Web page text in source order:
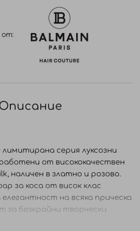
от:
лимитирана серия луксозни
от висококачествен
наличен в златно и розово.
за коса от висок клас
на всяка прическа
за безкрайни творчески